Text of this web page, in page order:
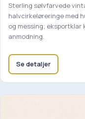
Sterling sølvfarvede
halvcirkeløreringe med
og messing;
anmodning.
Se detaljer